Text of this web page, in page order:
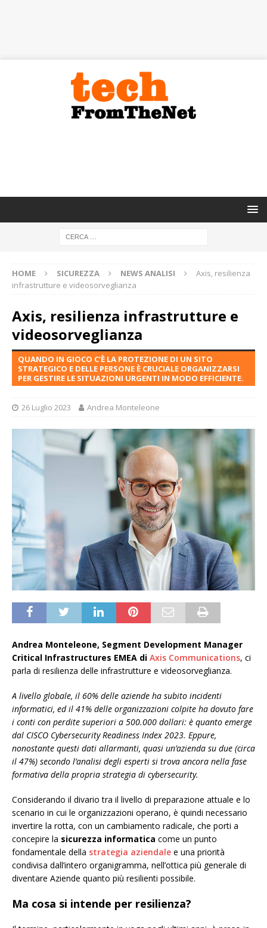
HOME SICUREZZA NEWS ANALISI
Axis, resilienza
infrastrutture e videosorveglianza
Axis, resilienza infrastrutture e
videosorveglianza
QUANDO IN GIOCO C’È LA PROTEZIONE DI UN SITO
STRATEGICO E DELLE PERSONE È CRUCIALE ORGANIZZARSI
PER GESTIRE LE SITUAZIONI URGENTI IN MODO EFFICIENTE.
26 Luglio 2023 Andrea Monteleone
Andrea Monteleone, Segment Development Manager
Critical Infrastructures EMEA di Axis Communications, ci
parla di resilienza delle infrastrutture e videosorveglianza.
A livello globale, il 60% delle aziende ha subito incidenti
informatici, ed il 41% delle organizzazioni colpite ha dovuto fare
i conti con perdite superiori a 500.000 dollari: è quanto emerge
dal CISCO Cybersecurity Readiness Index 2023. Eppure,
nonostante questi dati allarmanti, quasi un’azienda su due (circa
il 47%) secondo l’analisi degli esperti si trova ancora nella fase
formativa della propria strategia di cybersecurity.
Considerando il divario tra il livello di preparazione attuale e lo
scenario in cui le organizzazioni operano, è quindi necessario
invertire la rotta, con un cambiamento radicale, che porti a
concepire la sicurezza informatica come un punto
fondamentale della strategia aziendale e una priorità
condivisa dall’intero organigramma, nell’ottica più generale di
diventare Aziende quanto più resilienti possibile.
Ma cosa si intende per resilienza?